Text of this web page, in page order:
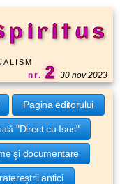
nr. 2 30 nov 2023
Pagina editorului
"Direct cu Isus"
şi documentare
antici